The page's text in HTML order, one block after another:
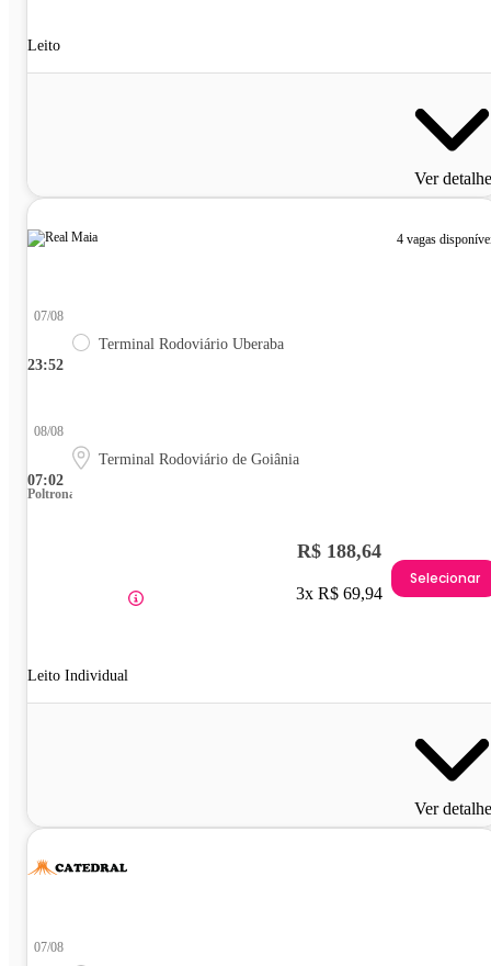
Leito
Ver
4 vagas
23:52
07/08
Terminal Rodoviário Uberaba
07:02
08/08
Terminal Rodoviário de Goiânia
Poltrona
Leito Individual
R$ 188,64
3x R$ 69,94
Selecionar
Ver
07/08